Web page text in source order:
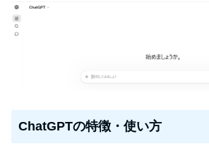
ChatGPTの特徴・使い方